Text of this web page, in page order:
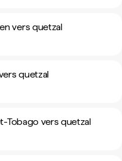
vers quetzal
quetzal
Tobago vers quetzal